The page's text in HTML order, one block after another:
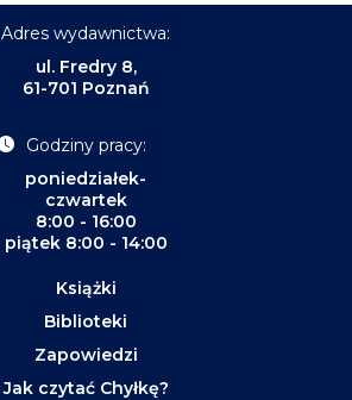
Adres wydawnictwa:
ul. Fredry 8,
61-701 Poznań
Godziny pracy:
poniedziałek-
czwartek
8:00 - 16:00
piątek 8:00 - 14:00
Książki
Biblioteki
Zapowiedzi
Jak czytać Chyłkę?